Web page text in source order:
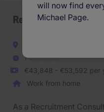
will now find
Michael Page.
Recruitment
Permanent
€43,848 - €53,592 per
Work from home
As a Recruitment